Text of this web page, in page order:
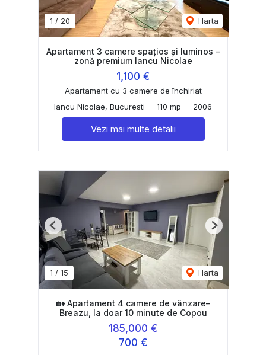
1 / 20 Harta
Apartament 3 camere spațios și luminos –
zonă premium Iancu Nicolae
1,100 €
Apartament cu 3 camere de închiriat
Iancu Nicolae, Bucuresti
110 mp 2006
Vezi mai multe detalii
1 / 15 Harta
Previous Next
🏡 Apartament 4 camere de vânzare–
Breazu, la doar 10 minute de Copou
185,000 €
700 €